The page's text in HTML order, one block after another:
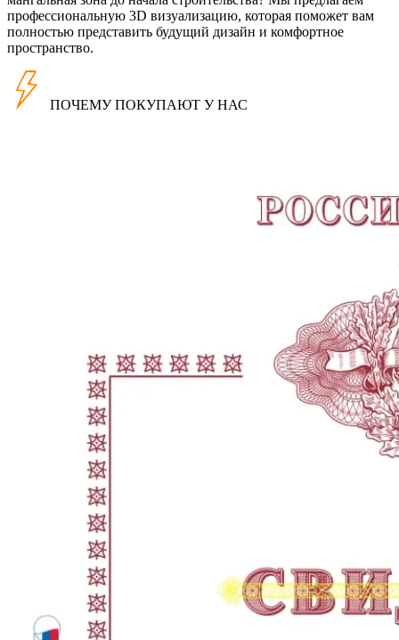
профессиональную 3D визуализацию, которая поможет вам
полностью представить будущий дизайн и комфортное
пространство.
ПОЧЕМУ ПОКУПАЮТ У НАС